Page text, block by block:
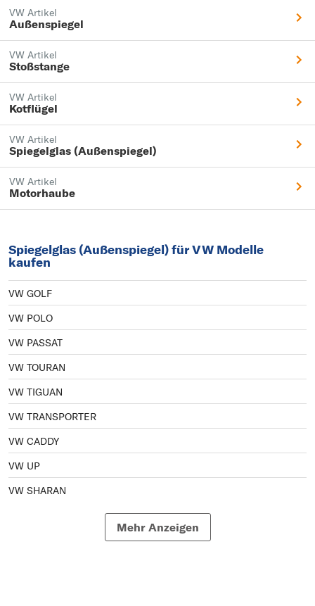
VW Artikel
Außenspiegel
VW Artikel
Stoßstange
VW Artikel
Kotflügel
VW Artikel
Spiegelglas (Außenspiegel)
VW Artikel
Motorhaube
Spiegelglas (Außenspiegel) für VW Modelle
kaufen
VW GOLF
VW POLO
VW PASSAT
VW TOURAN
VW TIGUAN
VW TRANSPORTER
VW CADDY
VW UP
VW SHARAN
VW GOLF SPORTSVAN
Mehr Anzeigen